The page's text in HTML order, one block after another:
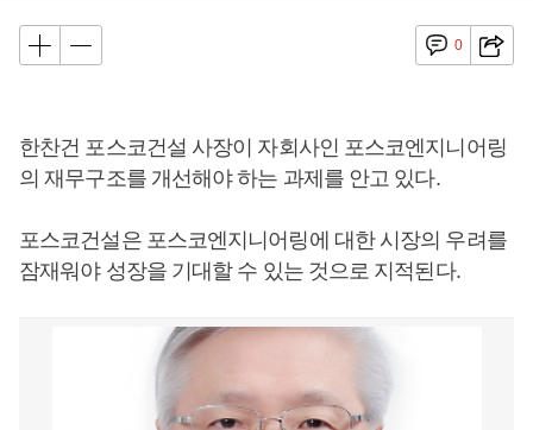
0
한찬건 포스코건설 사장이 자회사인 포스코엔지니어링
의 재무구조를 개선해야 하는 과제를 안고 있다.
포스코건설은 포스코엔지니어링에 대한 시장의 우려를
잠재워야 성장을 기대할 수 있는 것으로 지적된다.